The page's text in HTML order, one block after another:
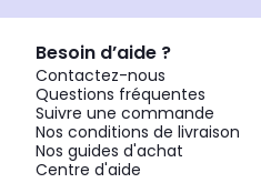
Besoin d’aide ?
Contactez-nous
Questions fréquentes
Suivre une commande
Nos conditions de livraison
Nos guides d'achat
Centre d'aide